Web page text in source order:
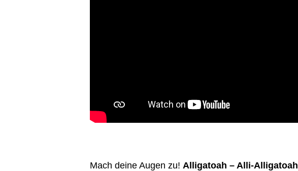
Mach deine Augen zu! Alligatoah – Alli-Alligatoah